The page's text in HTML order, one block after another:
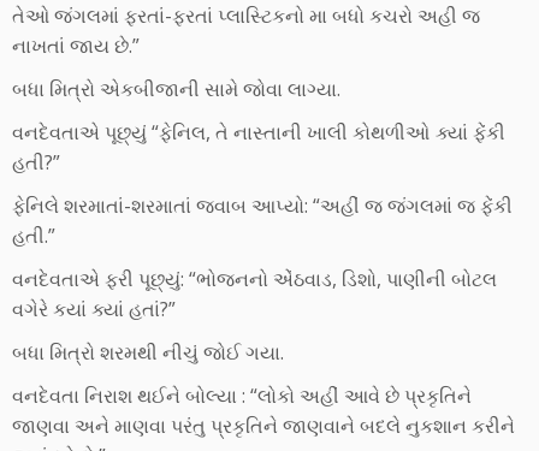
તેઓ જંગલમાં ફરતાં-ફરતાં પ્લાસ્ટિકનો મા બધો કચરો અહી જ
નાખતાં જાય છે.”
બધા મિત્રો એકબીજાની સામે જોવા લાગ્યા.
વનદેવતાએ પૂછ્યું “ફેનિલ, તે નાસ્તાની ખાલી કોથળીઓ કયાં ફેંકી
હતી?”
ફેનિલે શરમાતાં-શરમાતાં જવાબ આપ્યો: “અહીં જ જંગલમાં જ ફેંકી
હતી.”
વનદેવતાએ ફરી પૂછ્યું: “ભોજનનો એંઠવાડ, ડિશો, પાણીની બોટલ
વગેરે કયાં ક્યાં હતાં?”
બધા મિત્રો શરમથી નીચું જોઈ ગયા.
વનદેવતા નિરાશ થઈને બોલ્યા : “લોકો અહીં આવે છે પ્રકૃતિને
જાણવા અને માણવા પરંતુ પ્રકૃતિને જાણવાને બદલે નુકશાન કરીને